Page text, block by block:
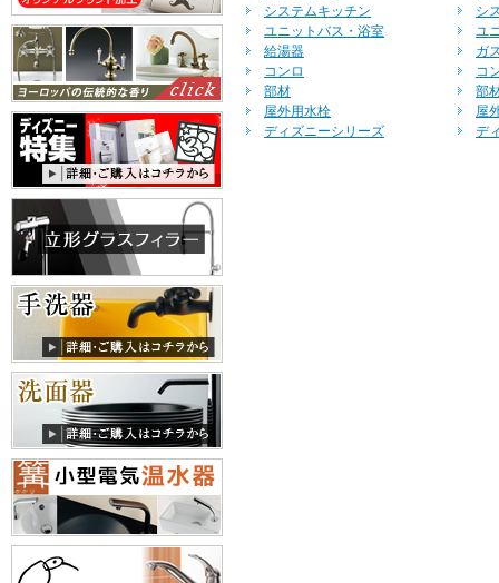
システムキッチン
ユニットバス・浴室
給湯器
コンロ
部材
屋外用水栓
ディズニーシリーズ
シ
ユ
ガ
コ
部
屋
デ